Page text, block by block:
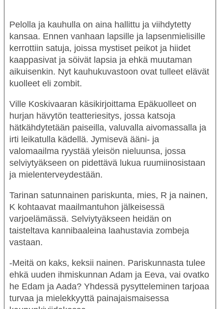
Pelolla ja kauhulla on aina hallittu ja viihdytetty
kansaa. Ennen vanhaan lapsille ja lapsenmielisille
kerrottiin satuja, joissa mystiset peikot ja hiidet
kaappasivat ja söivät lapsia ja ehkä muutaman
aikuisenkin. Nyt kauhukuvastoon ovat tulleet elävät
kuolleet eli zombit.
Ville Koskivaaran käsikirjoittama Epäkuolleet on
hurjan hävytön teatteriesitys, jossa katsoja
hätkähdytetään paiseilla, valuvalla aivomassalla ja
irti leikatulla kädellä. Jymisevä ääni- ja
valomaailma ryystää yleisön nieluunsa, jossa
selviytyäkseen on pidettävä lukua ruumiinosistaan
ja mielenterveydestään.
Tarinan satunnainen pariskunta, mies, R ja nainen,
K kohtaavat maailmantuhon jälkeisessä
varjoelämässä. Selviytyäkseen heidän on
taisteltava kannibaaleina laahustavia zombeja
vastaan.
-Meitä on kaks, keksii nainen. Pariskunnasta tulee
ehkä uuden ihmiskunnan Adam ja Eeva, vai ovatko
he Edam ja Aada? Yhdessä pysytteleminen tarjoaa
turvaa ja mielekkyyttä painajaismaisessa